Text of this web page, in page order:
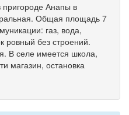
Анапы в
Общая площадь 7
газ, вода,
ровный без строений.
В селе имеется школа,
магазин, остановка